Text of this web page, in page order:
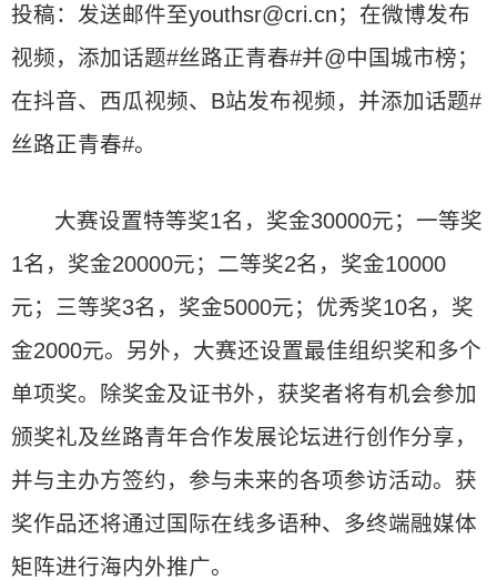
投稿：发送邮件至youthsr@cri.cn；在微博发布
视频，添加话题#丝路正青春#并@中国城市榜；
在抖音、西瓜视频、B站发布视频，并添加话题#
丝路正青春#。
大赛设置特等奖1名，奖金30000元；一等奖
1名，奖金20000元；二等奖2名，奖金10000
元；三等奖3名，奖金5000元；优秀奖10名，奖
金2000元。另外，大赛还设置最佳组织奖和多个
单项奖。除奖金及证书外，获奖者将有机会参加
颁奖礼及丝路青年合作发展论坛进行创作分享，
并与主办方签约，参与未来的各项参访活动。获
奖作品还将通过国际在线多语种、多终端融媒体
矩阵进行海内外推广。